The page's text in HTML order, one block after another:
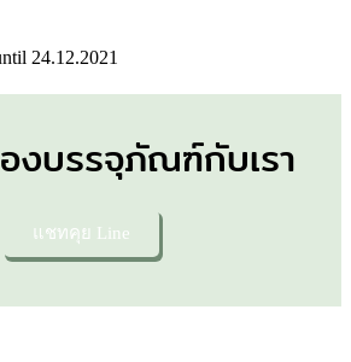
24.12.2021
งบรรจุภัณฑ์กับเรา
แชทคุย Line